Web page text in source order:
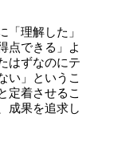
「理解した」
点できる」よ
はずなのにテ
い」というこ
定着させるこ
成果を追求し